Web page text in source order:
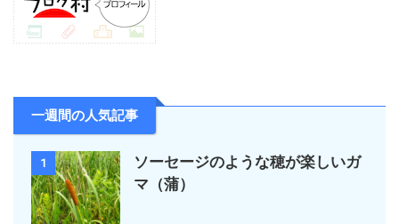
一週間の人気記事
1
ソーセージのような穂が楽しいガ
マ（蒲）